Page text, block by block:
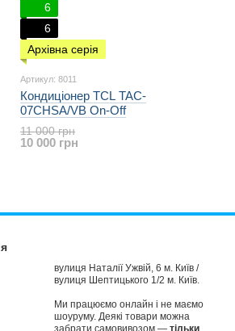
6
6
Архівна серія
Артикул: 8011
Кондиціонер TCL TAC-
07CHSA/VB On-Off
11 000 грн
10 000 грн
вулиця Наталії Ужвій, 6 м. Київ /
вулиця Шептицького 1/2 м. Київ.
Ми працюємо онлайн і не маємо
шоуруму. Деякі товари можна
забрати самовивозом — тільки